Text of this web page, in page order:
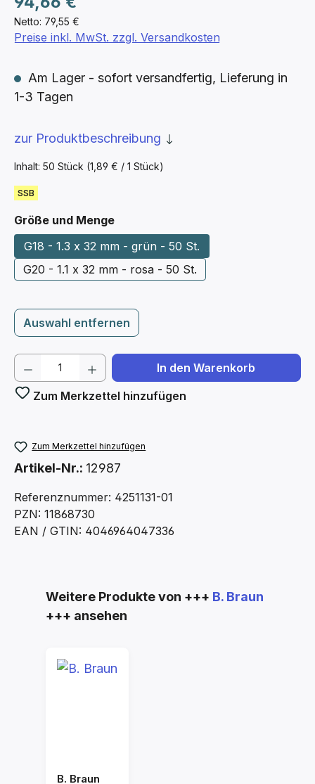
Netto: 79,55 €
Inhalt: 50 Stück (1,89 € / 1 Stück)
Preise inkl. MwSt. zzgl. Versandkosten
Am Lager - sofort versandfertig, Lieferung in
1-3 Tagen
SSB
zur Produktbeschreibung
Größe und Mengeauswählen
G18 - 1.3 x 32 mm - grün - 50 St.
G20 - 1.1 x 32 mm - rosa - 50 St.
Auswahl entfernen
Produkt Anzahl: Gib den gewünschten
In den Warenkorb
Zum Merkzettel hinzufügen
Zum Merkzettel hinzufügen
Artikel-Nr.: 12987
Referenznummer: 4251131-01
PZN: 11868730
EAN / GTIN: 4046964047336
Produktgalerie überspringen
Weitere Produkte von +++ B. Braun
+++ ansehen
B. Braun